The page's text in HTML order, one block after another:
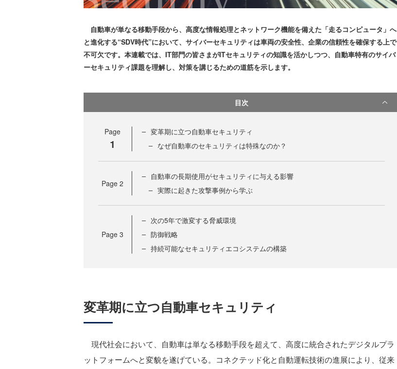
自動車が単なる移動手段から、高度な情報処理とネットワーク機能を備えた「走るコンピュータ」へ
と進化する“SDV時代”において、サイバーセキュリティは車両の安全性、企業の信頼性を確保する上で
不可欠です。本連載では、IT部門の皆さまがITセキュリティの知識を活かしつつ、自動車特有のサイバ
ーセキュリティ課題を理解し、対策を講じるための道筋を示します。
目次
Page
1
変革期に立つ自動車セキュリティ
なぜ自動車のセキュリティは特殊なのか？
Page 2
自動車の長期使用がセキュリティに与える影響
実際に起きた攻撃事例から学ぶ
Page 3
次の5年で激変する脅威環境
防御戦略
持続可能なセキュリティエコシステムの構築
変革期に立つ自動車セキュリティ
現代社会において、自動車は単なる移動手段を超えて、高度に統合されたデジタルプラ
ットフォームへと変貌を遂げている。コネクテッド化と自動運転技術の進展により、従来